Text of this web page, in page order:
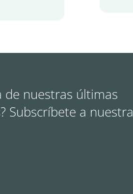
de nuestras últimas
Subscríbete a nuestra